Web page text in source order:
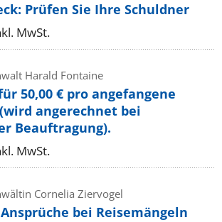
Prüfen Sie Ihre Schuldner
MwSt.
Harald Fontaine
50,00 € pro angefangene
angerechnet bei
Beauftragung).
MwSt.
Cornelia Ziervogel
bei Reisemängeln